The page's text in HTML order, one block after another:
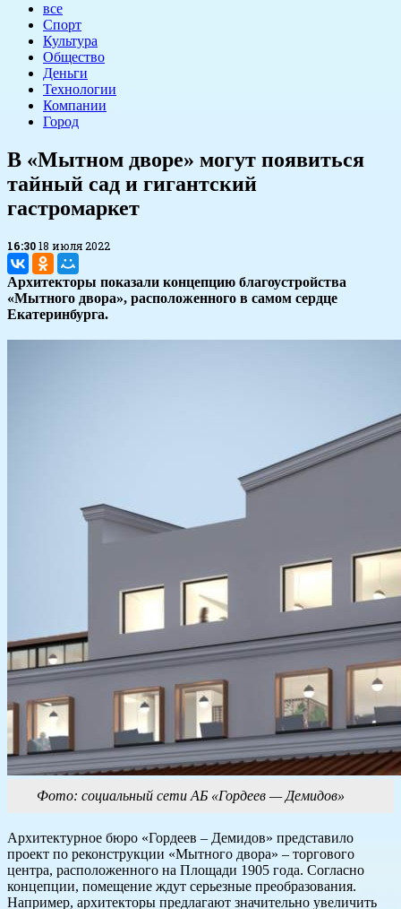
все
Спорт
Культура
Общество
Деньги
Технологии
Компании
Город
В «Мытном дворе» могут появиться
тайный сад и гигантский
гастромаркет
16:3018 июля 2022
Архитекторы показали концепцию благоустройства
«Мытного двора», расположенного в самом сердце
Екатеринбурга.
Фото: социальный сети АБ «Гордеев — Демидов»
Архитектурное бюро «Гордеев – Демидов» представило
проект по реконструкции «Мытного двора» – торгового
центра, расположенного на Площади 1905 года. Согласно
концепции, помещение ждут серьезные преобразования.
Например, архитекторы предлагают значительно увеличить